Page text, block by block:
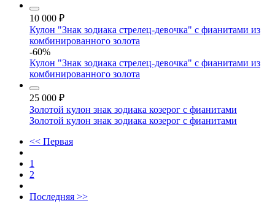
10 000 ₽
Кулон "Знак зодиака стрелец-девочка" с фианитами из
комбинированного золота
-60%
Кулон "Знак зодиака стрелец-девочка" с фианитами из
комбинированного золота
25 000 ₽
Золотой кулон знак зодиака козерог с фианитами
Золотой кулон знак зодиака козерог с фианитами
<< Первая
1
2
Последняя >>